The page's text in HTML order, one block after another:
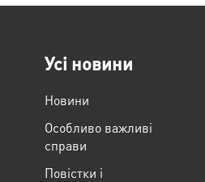
Усі новини
Новини
Особливо важливі
справи
Повістки і